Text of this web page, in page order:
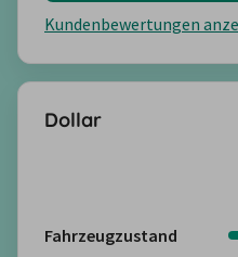
Kundenbewertungen
Dollar
Fahrzeugzustand